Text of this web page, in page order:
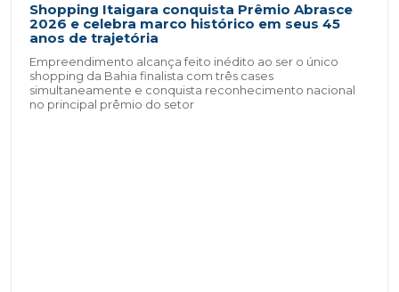
Shopping Itaigara conquista Prêmio Abrasce
2026 e celebra marco histórico em seus 45
anos de trajetória
Empreendimento alcança feito inédito ao ser o único
shopping da Bahia finalista com três cases
simultaneamente e conquista reconhecimento nacional
no principal prêmio do setor